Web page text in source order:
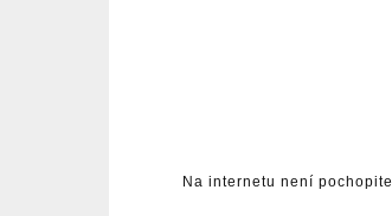
Na internetu není